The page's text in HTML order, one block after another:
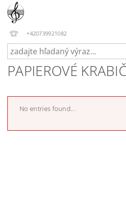
+420739921082
PAPIEROVÉ
No entries found...